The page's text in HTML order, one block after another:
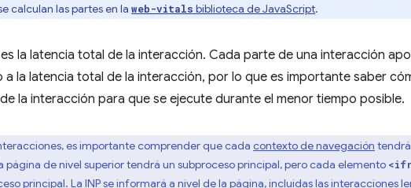
calculan las partes en la web-vitals biblioteca de JavaScript.
la latencia total de la interacción. Cada parte de una interacción
la latencia total de la interacción, por lo que es importante saber
la interacción para que se ejecute durante el menor tiempo posible.
es importante comprender que cada contexto de navegación
página de nivel superior tendrá un subproceso principal, pero cada elemento
principal. La INP se informará a nivel de la página, incluidas las interacciones